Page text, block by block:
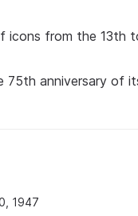
icons from the 13th
75th anniversary of
1947